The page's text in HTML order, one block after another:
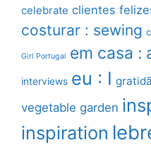
celebrate clientes
costurar : sewing
Girl Portugal em casa :
interviews eu : I
vegetable garden
inspiration